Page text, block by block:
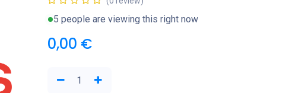
5 people are viewing this right now
0,00 €